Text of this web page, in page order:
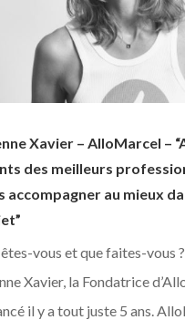
Xavier – AlloMarcel –
des meilleurs
accompagner au mieux
vous et que faites-vous ?
Xavier, la Fondatrice
il y a tout juste 5 ans.